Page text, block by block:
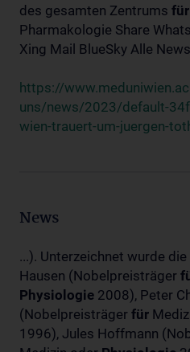
des gesamten Zentrums für
Pharmakologie Share
Xing Mail BlueSky Alle
https://
uns/news/2023/default-
wien-trauert-um-juergen-
News
...). Unterzeichnet wurde
Hausen (Nobelpreisträger
Physiologie 2008), Peter
(Nobelpreisträger für
1996), Jules Hoffmann